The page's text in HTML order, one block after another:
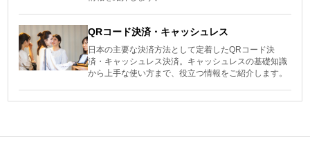
QRコード決済・キャッシュレス
日本の主要な決済方法として定着したQRコード決
済・キャッシュレス決済。キャッシュレスの基礎知識
から上手な使い方まで、役立つ情報をご紹介します。